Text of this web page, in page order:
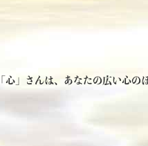
」さんは、あなたの広い心の